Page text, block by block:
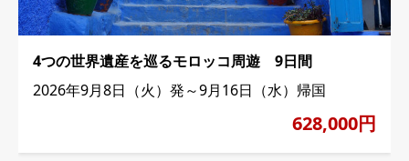
4つの世界遺産を巡るモロッコ周遊 9日間
2026年9月8日（火）発～9月16日（水）帰国
628,000円